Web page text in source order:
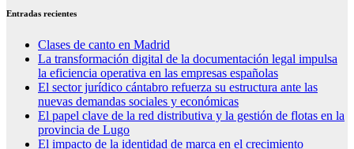
Entradas recientes
Clases de canto en Madrid
La transformación digital de la documentación legal impulsa
la eficiencia operativa en las empresas españolas
El sector jurídico cántabro refuerza su estructura ante las
nuevas demandas sociales y económicas
El papel clave de la red distributiva y la gestión de flotas en la
provincia de Lugo
El impacto de la identidad de marca en el crecimiento